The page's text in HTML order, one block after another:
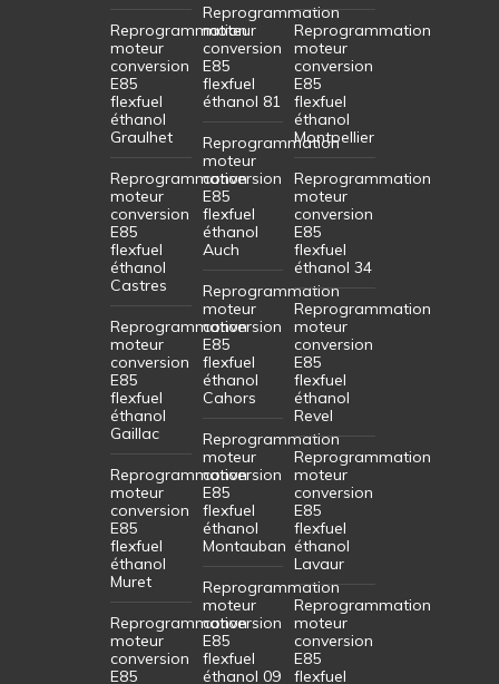
Reprogrammation
moteur
conversion
E85
flexfuel
éthanol
Graulhet
Reprogrammation
moteur
conversion
E85
flexfuel
éthanol
Castres
Reprogrammation
moteur
conversion
E85
flexfuel
éthanol
Gaillac
Reprogrammation
moteur
conversion
E85
flexfuel
éthanol
Muret
Reprogrammation
moteur
conversion
E85
Reprogrammation
moteur
conversion
E85
flexfuel
éthanol 81
Reprogrammation
moteur
conversion
E85
flexfuel
éthanol
Auch
Reprogrammation
moteur
conversion
E85
flexfuel
éthanol
Cahors
Reprogrammation
moteur
conversion
E85
flexfuel
éthanol
Montauban
Reprogrammation
moteur
conversion
E85
flexfuel
éthanol 09
Reprogrammation
moteur
conversion
E85
flexfuel
éthanol
Montpellier
Reprogrammation
moteur
conversion
E85
flexfuel
éthanol 34
Reprogrammation
moteur
conversion
E85
flexfuel
éthanol
Revel
Reprogrammation
moteur
conversion
E85
flexfuel
éthanol
Lavaur
Reprogrammation
moteur
conversion
E85
flexfuel